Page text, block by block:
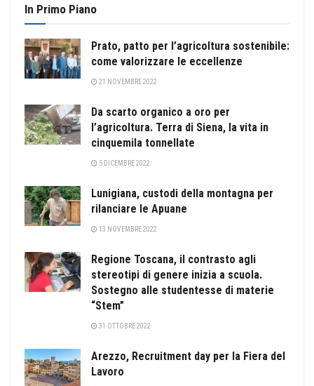
In Primo Piano
Prato, patto per l’agricoltura sostenibile:
come valorizzare le eccellenze
21 NOVEMBRE 2022
Da scarto organico a oro per
l’agricoltura. Terra di Siena, la vita in
cinquemila tonnellate
5 DICEMBRE 2022
Lunigiana, custodi della montagna per
rilanciare le Apuane
13 NOVEMBRE 2022
Regione Toscana, il contrasto agli
stereotipi di genere inizia a scuola.
Sostegno alle studentesse di materie
“Stem”
31 OTTOBRE 2022
Arezzo, Recruitment day per la Fiera del
Lavoro